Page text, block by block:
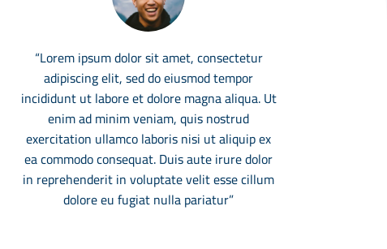
“Lorem ipsum dolor sit amet, consectetur
adipiscing elit, sed do eiusmod tempor
incididunt ut labore et dolore magna aliqua. Ut
enim ad minim veniam, quis nostrud
exercitation ullamco laboris nisi ut aliquip ex
ea commodo consequat. Duis aute irure dolor
in reprehenderit in voluptate velit esse cillum
dolore eu fugiat nulla pariatur”